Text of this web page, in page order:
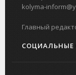
kolyma-
Главный
СОЦИАЛЬНЫЕ